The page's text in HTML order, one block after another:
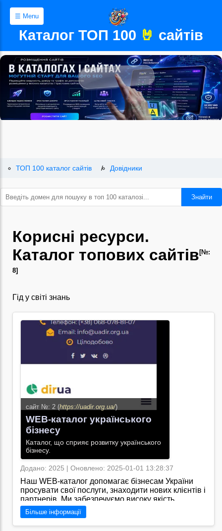
☰ Menu
Каталог ТОП 100 🤘 сайтів
ТОП 100 каталог сайтів Довідники
Знайти
Корисні ресурси.
Каталог топових сайтів [№:
8]
Гід у світі знань
сайт №: 2 (https://uadir.org.ua/)
WEB-каталог українського
бізнесу
Каталог, що сприяє розвитку українського
бізнесу.
Додано: 2025 | Оновлено: 2025-01-01 13:28:37
Наш WEB-каталог допомагає бізнесам України
просувати свої послуги, знаходити нових клієнтів і
партнерів. Ми забезпечуємо високу якість
розміщених ресурсів, доступний пошук за
категоріями та регіонами, а також підвищення
авторитетності вашої компанії завдяки SEO-
Більше інформації